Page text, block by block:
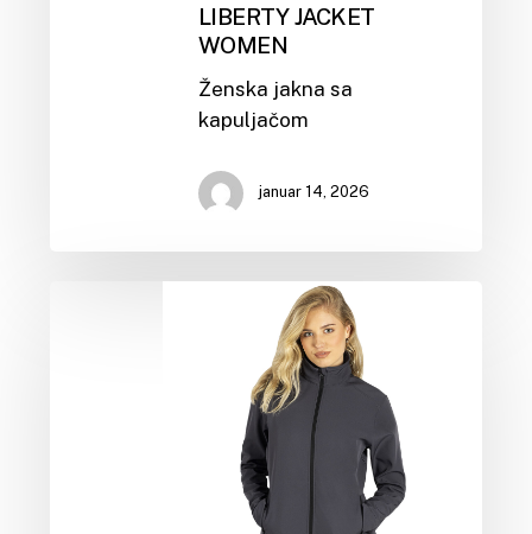
LIBERTY JACKET
WOMEN
Ženska jakna sa
kapuljačom
januar 14, 2026